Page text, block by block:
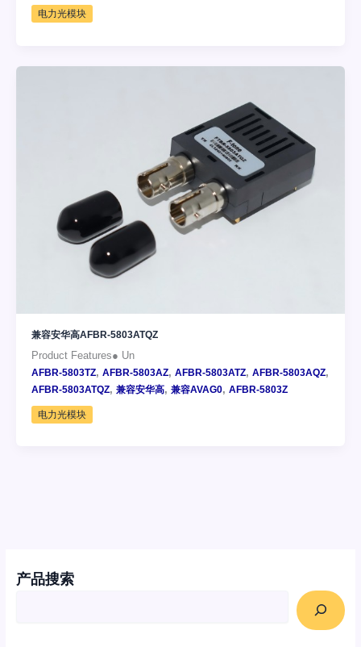
产品搜索
电力光模块
兼容安华高AFBR-5803ATQZ
Product Features● Un
AFBR-5803TZ, AFBR-5803AZ, AFBR-5803ATZ, AFBR-5803AQZ,
AFBR-5803ATQZ, 兼容安华高, 兼容AVAG0, AFBR-5803Z
电力光模块